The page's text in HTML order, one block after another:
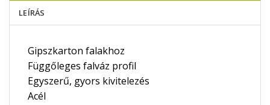
LEÍRÁS
Gipszkarton falakhoz
Függőleges falváz profil
Egyszerű, gyors kivitelezés
Acél